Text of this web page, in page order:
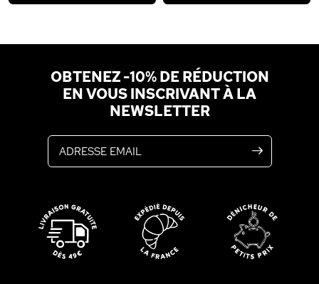
OBTENEZ -10% DE RÉDUCTION
EN VOUS INSCRIVANT À LA
NEWSLETTER